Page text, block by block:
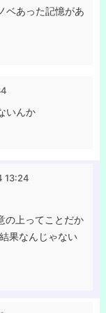
ベあった記憶があ
いんか
13:24
の上ってことだか
果なんじゃない